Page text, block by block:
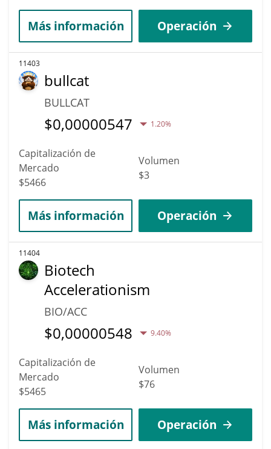
Más información Operación
11403
bullcat
BULLCAT
$0,00000547 1.20%
Capitalización de
Mercado
$5466
Volumen
$3
Más información Operación
11404
Biotech
Accelerationism
BIO/ACC
$0,00000548 9.40%
Capitalización de
Mercado
$5465
Volumen
$76
Más información Operación